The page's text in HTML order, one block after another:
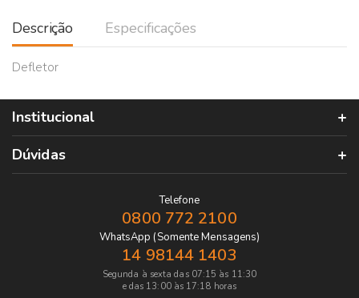
Descrição Especificações
Defletor
Institucional
Dúvidas
Telefone
0800 772 2100
WhatsApp (Somente Mensagens)
14 98144 1403
Segunda à sexta das 07:15 às 11:30
e das 13:00 às 17:18 horas